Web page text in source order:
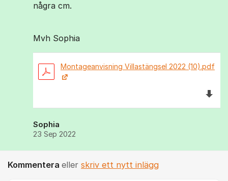
några cm.
Mvh Sophia
Montageanvisning Villastängsel 2022 (10).pdf
Sophia
23 Sep 2022
Kommentera eller skriv ett nytt inlägg